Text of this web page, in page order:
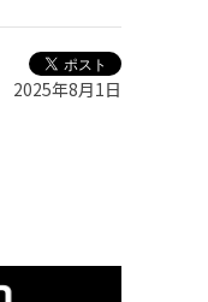
2025年8月1日